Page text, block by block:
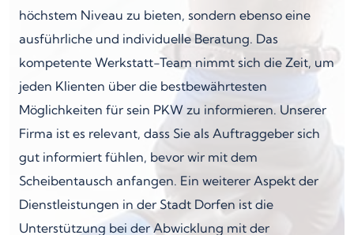
höchstem Niveau zu bieten, sondern ebenso eine
ausführliche und individuelle Beratung. Das
kompetente Werkstatt-Team nimmt sich die Zeit, um
jeden Klienten über die bestbewährtesten
Möglichkeiten für sein PKW zu informieren. Unserer
Firma ist es relevant, dass Sie als Auftraggeber sich
gut informiert fühlen, bevor wir mit dem
Scheibentausch anfangen. Ein weiterer Aspekt der
Dienstleistungen in der Stadt Dorfen ist die
Unterstützung bei der Abwicklung mit der